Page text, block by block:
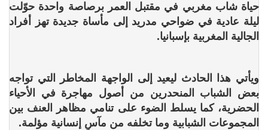
حياة شاب مغربي في مقتبل العمر برصاصة واحدة حوّلت
ليلة عادية في ضواحي مدريد إلى مأساة جديدة تهز أفراد
الجالية المغربية بإسبانيا.
ويأتي هذا الحادث ليعيد إلى الواجهة المخاطر التي تواجه
بعض الشباب المنحدرين من أصول مهاجرة في الأحياء
الحضرية، كما يسلط الضوء على تنامي مظاهر العنف بين
المجموعات الشبابية وما تخلفه من مآسٍ إنسانية مؤلمة.